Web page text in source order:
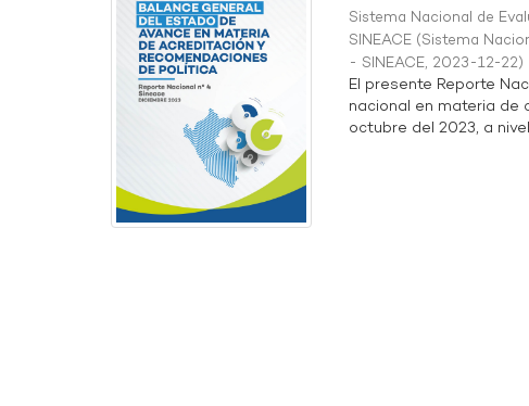
Sistema Nacional de
SINEACE (Sistema
- SINEACE, 2023-12-22)
El presente Reporte
nacional en materia de
octubre del 2023, a